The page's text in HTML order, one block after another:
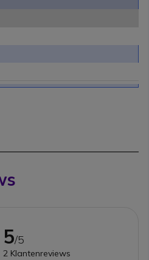
5/5
2 Klantenreviews